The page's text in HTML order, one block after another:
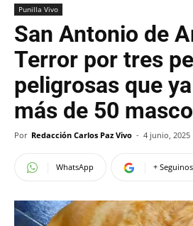
Punilla Vivo
San Antonio de
Terror por tres
peligrosas que
más de 50
Por Redacción Carlos Paz Vivo - 4 junio, 2025
WhatsApp +